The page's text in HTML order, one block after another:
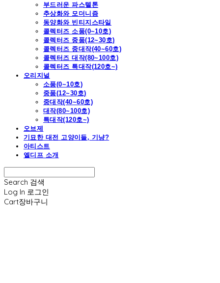
부드러운 파스텔톤
추상화와 모더니즘
동양화와 빈티지스타일
콜렉터즈 소품(0~10호)
콜렉터즈 중품(12~30호)
콜렉터즈 중대작(40~60호)
콜렉터즈 대작(80~100호)
콜렉터즈 특대작(120호~)
오리지널
소품(0~10호)
중품(12~30호)
중대작(40~60호)
대작(80~100호)
특대작(120호~)
오브제
기묘한 대전 고양이들, 기냥?
아티스트
엘디프 소개
Search 검색
Log In 로그인
Cart장바구니